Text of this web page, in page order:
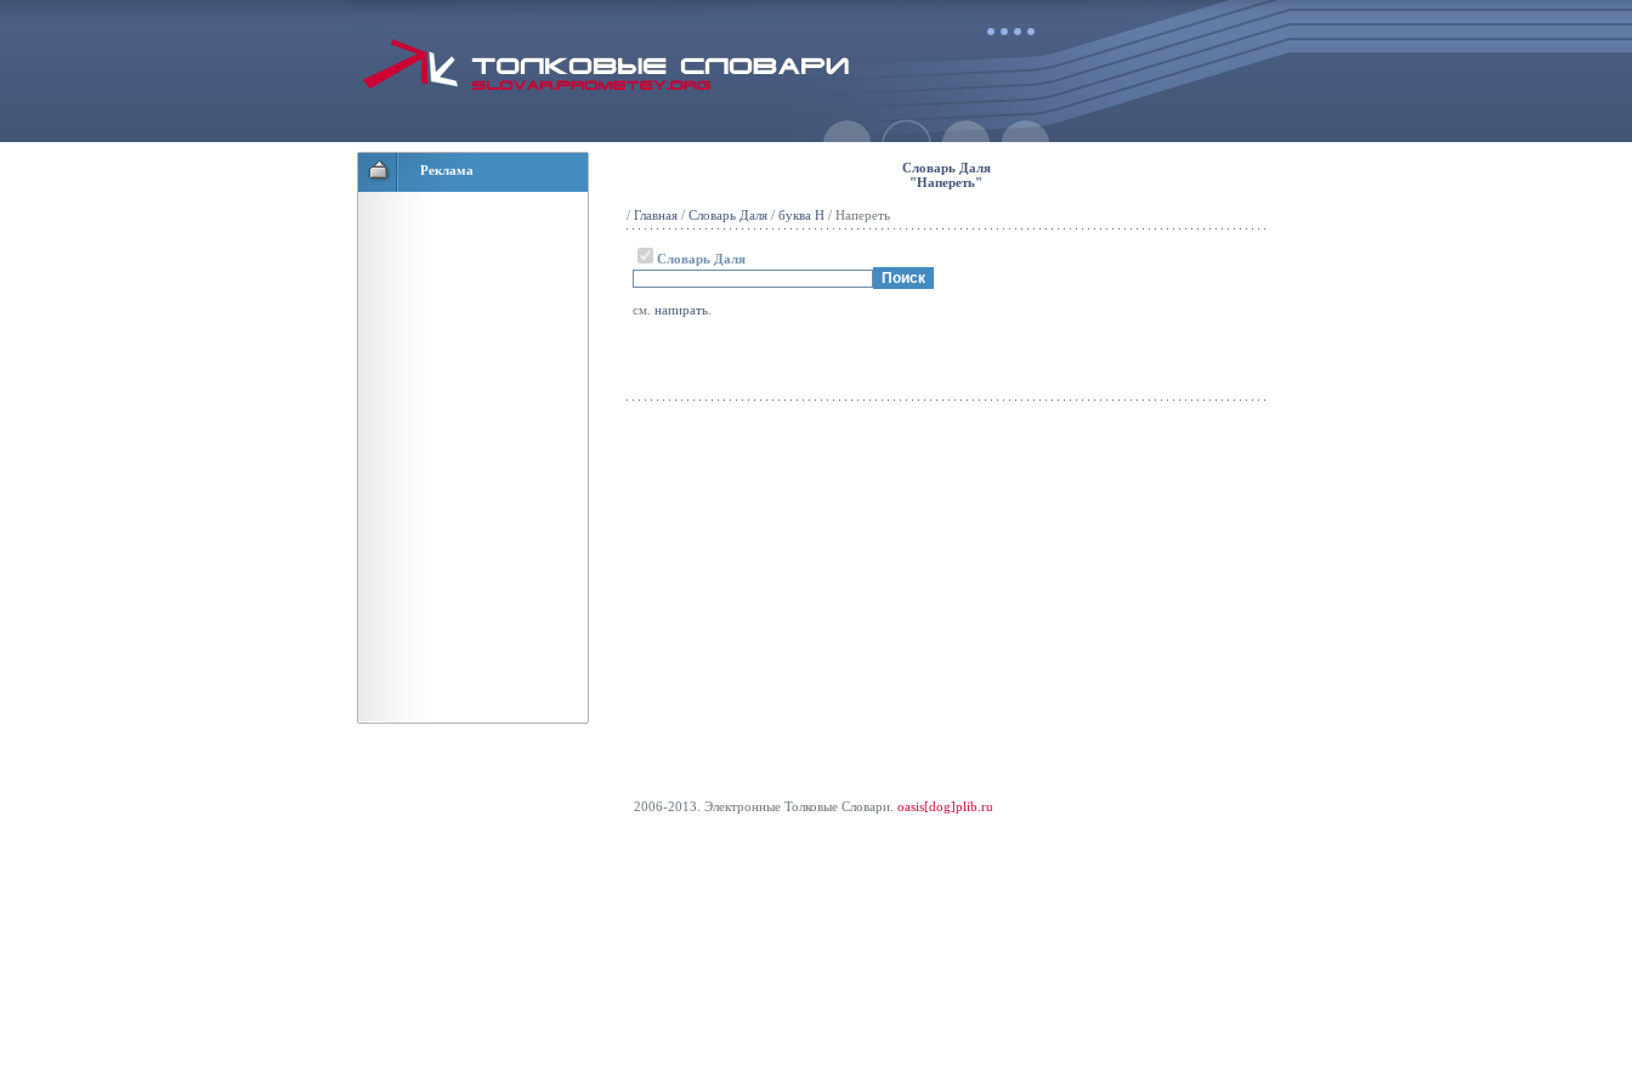
Реклама
Словарь Даля
"Напереть"
/ Главная / Словарь Даля / буква Н / Напереть
Словарь Даля
см. напирать
2006-2013. Электронные Толковые Cловари. oasis[dog]plib.ru